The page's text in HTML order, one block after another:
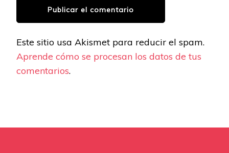
Este sitio usa Akismet para reducir el spam.
Aprende cómo se procesan los datos de tus
comentarios.